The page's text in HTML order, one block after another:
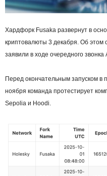
Хардфорк Fusaka развернут в
криптовалюты 3 декабря. Об этом
заявили в ходе очередного звонка
Перед окончательным запуском в
ноября команда протестирует
Sepolia и Hoodi.